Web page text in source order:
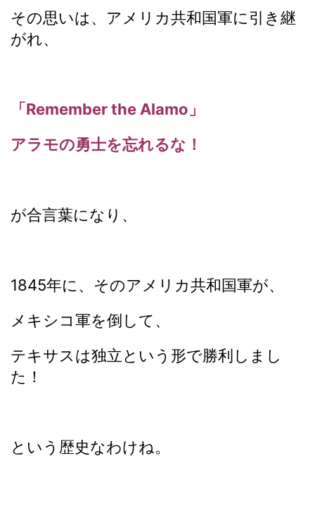
その思いは、アメリカ共和国軍に引き継
がれ、
「Remember the Alamo」
アラモの勇士を忘れるな！
が合言葉になり、
1845年に、そのアメリカ共和国軍が、
メキシコ軍を倒して、
テキサスは独立という形で勝利しまし
た！
という歴史なわけね。